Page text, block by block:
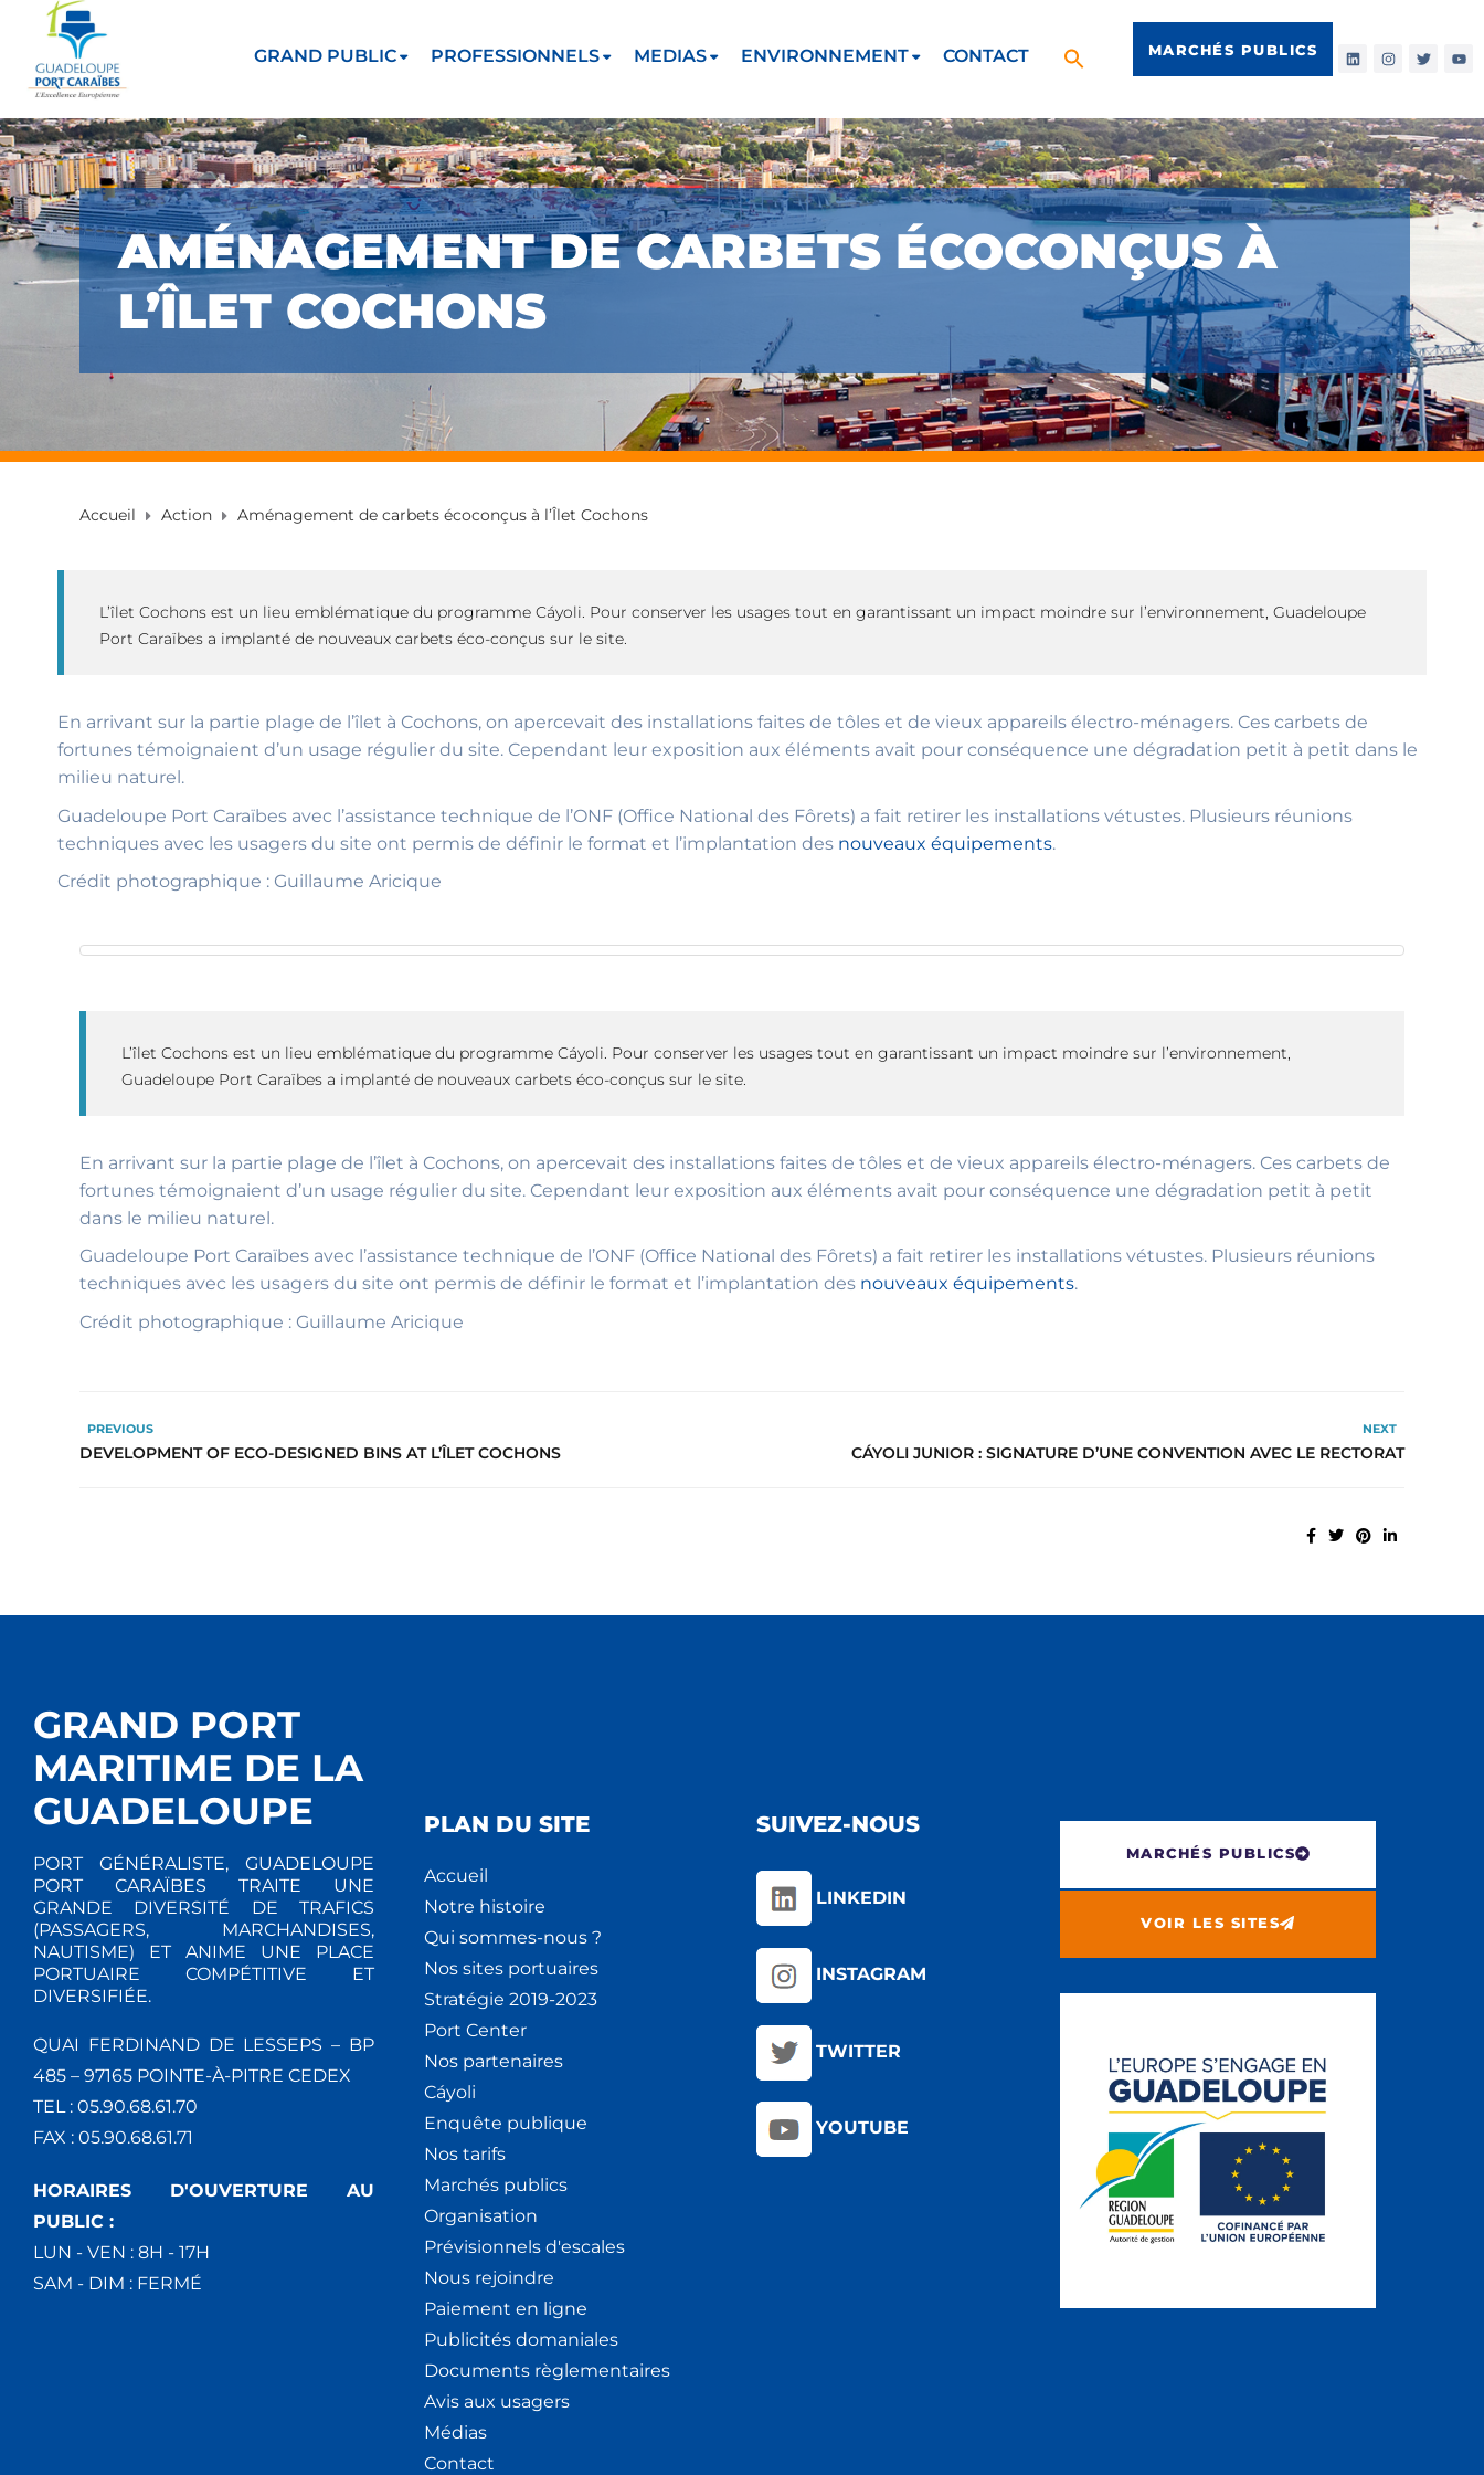
GRAND PUBLIC PROFESSIONNELS MEDIAS ENVIRONNEMENT CONTACT MARCHÉS PUBLICS
AMÉNAGEMENT DE CARBETS ÉCOCONÇUS À
L’ÎLET COCHONS
Accueil Action Aménagement de carbets écoconçus à l’Îlet Cochons
L’îlet Cochons est un lieu emblématique du programme Cáyoli. Pour conserver les usages tout en garantissant un impact moindre sur l’environnement, Guadeloupe
Port Caraïbes a implanté de nouveaux carbets éco-conçus sur le site.
En arrivant sur la partie plage de l’îlet à Cochons, on apercevait des installations faites de tôles et de vieux appareils électro-ménagers. Ces carbets de
fortunes témoignaient d’un usage régulier du site. Cependant leur exposition aux éléments avait pour conséquence une dégradation petit à petit dans le
milieu naturel.
Guadeloupe Port Caraïbes avec l’assistance technique de l’ONF (Office National des Fôrets) a fait retirer les installations vétustes. Plusieurs réunions
techniques avec les usagers du site ont permis de définir le format et l’implantation des nouveaux équipements.
Crédit photographique : Guillaume Aricique
L’îlet Cochons est un lieu emblématique du programme Cáyoli. Pour conserver les usages tout en garantissant un impact moindre sur l’environnement,
Guadeloupe Port Caraïbes a implanté de nouveaux carbets éco-conçus sur le site.
En arrivant sur la partie plage de l’îlet à Cochons, on apercevait des installations faites de tôles et de vieux appareils électro-ménagers. Ces carbets de
fortunes témoignaient d’un usage régulier du site. Cependant leur exposition aux éléments avait pour conséquence une dégradation petit à petit
dans le milieu naturel.
Guadeloupe Port Caraïbes avec l’assistance technique de l’ONF (Office National des Fôrets) a fait retirer les installations vétustes. Plusieurs réunions
techniques avec les usagers du site ont permis de définir le format et l’implantation des nouveaux équipements.
Crédit photographique : Guillaume Aricique
PREVIOUS
DEVELOPMENT OF ECO-DESIGNED BINS AT L’ÎLET COCHONS
NEXT
CÁYOLI JUNIOR : SIGNATURE D’UNE CONVENTION AVEC LE RECTORAT
GRAND PORT
MARITIME DE LA
GUADELOUPE
PORT GÉNÉRALISTE, GUADELOUPE
PORT CARAÏBES TRAITE UNE
GRANDE DIVERSITÉ DE TRAFICS
(PASSAGERS, MARCHANDISES,
NAUTISME) ET ANIME UNE PLACE
PORTUAIRE COMPÉTITIVE ET
DIVERSIFIÉE.
QUAI FERDINAND DE LESSEPS – BP
485 – 97165 POINTE-À-PITRE CEDEX
TEL : 05.90.68.61.70
FAX : 05.90.68.61.71
HORAIRES D'OUVERTURE AU
PUBLIC :
LUN - VEN : 8H - 17H
SAM - DIM : FERMÉ
PLAN DU SITE
Accueil
Notre histoire
Qui sommes-nous ?
Nos sites portuaires
Stratégie 2019-2023
Port Center
Nos partenaires
Cáyoli
Enquête publique
Nos tarifs
Marchés publics
Organisation
Prévisionnels d'escales
Nous rejoindre
Paiement en ligne
Publicités domaniales
Documents règlementaires
Avis aux usagers
Médias
Contact
SUIVEZ-NOUS
LINKEDIN
INSTAGRAM
TWITTER
YOUTUBE
MARCHÉS PUBLICS
VOIR LES SITES